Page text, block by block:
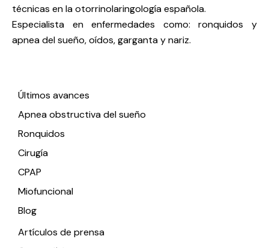
técnicas en la otorrinolaringología española.
Especialista en enfermedades como: ronquidos y
apnea del sueño, oídos, garganta y nariz.
Últimos avances
Apnea obstructiva del sueño
Ronquidos
Cirugía
CPAP
Miofuncional
Blog
Artículos de prensa